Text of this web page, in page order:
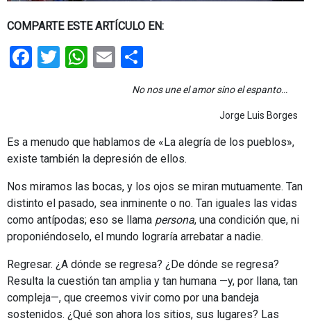
COMPARTE ESTE ARTÍCULO EN:
Facebook
Twitter
WhatsApp
Email
No nos une el amor sino el espanto…
Jorge Luis Borges
Es a menudo que hablamos de «La alegría de los pueblos»,
existe también la depresión de ellos.
Nos miramos las bocas, y los ojos se miran mutuamente. Tan
distinto el pasado, sea inminente o no. Tan iguales las vidas
como antípodas; eso se llama persona, una condición que, ni
proponiéndoselo, el mundo lograría arrebatar a nadie.
Regresar. ¿A dónde se regresa? ¿De dónde se regresa?
Resulta la cuestión tan amplia y tan humana —y, por llana, tan
compleja—, que creemos vivir como por una bandeja
sostenidos. ¿Qué son ahora los sitios, sus lugares? Las